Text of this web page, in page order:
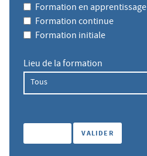
Formation en apprentissage
Formation continue
Formation initiale
Lieu de la formation